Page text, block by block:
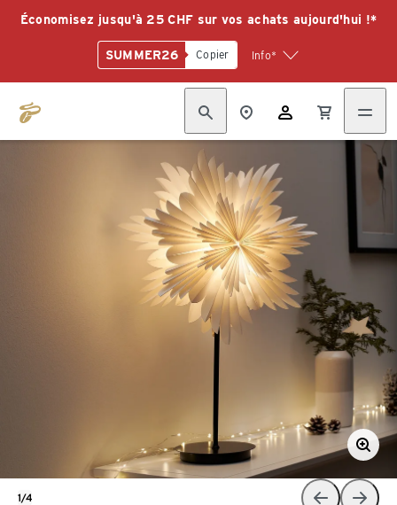
Économisez jusqu'à 25 CHF sur vos achats aujourd'hui !*
SUMMER26 Copier Info*
1/4